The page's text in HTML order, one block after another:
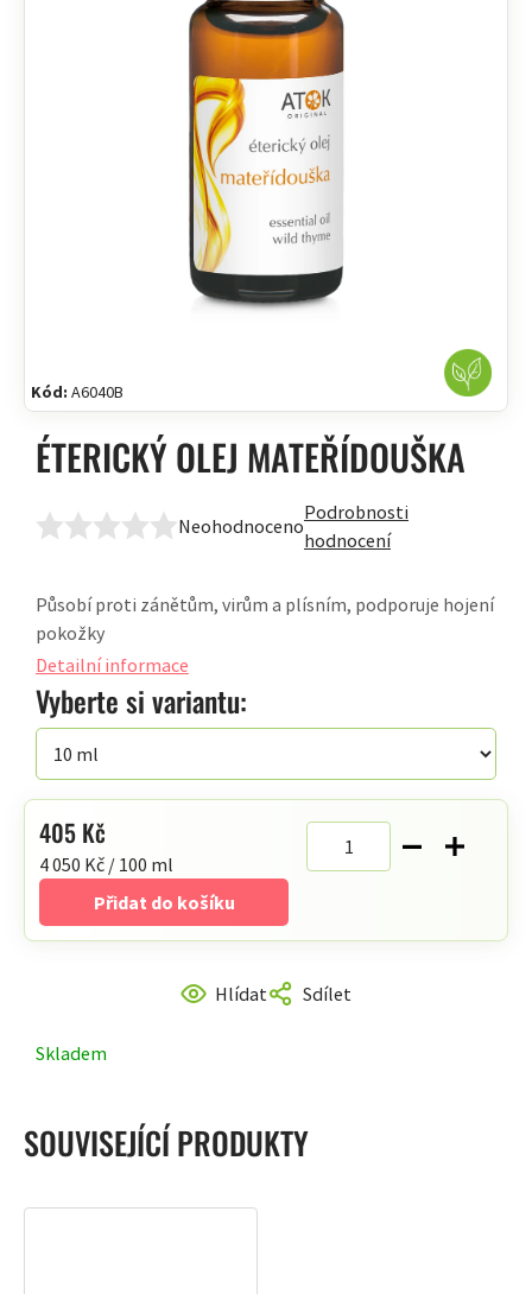
Kód: A6040B
ÉTERICKÝ OLEJ MATEŘÍDOUŠKA
Průměrné
produktu
z
5
hvězdiček.
Neohodnoceno
Podrobnosti
hodnocení
Skladem
Vyberte si variantu:
Působí proti zánětům, virům a plísním, podporuje hojení
pokožky
Detailní informace
Hlídat Sdílet
405 Kč
Měrná
4 050 Kč / 100 ml
Přidat do košíku
SOUVISEJÍCÍ PRODUKTY